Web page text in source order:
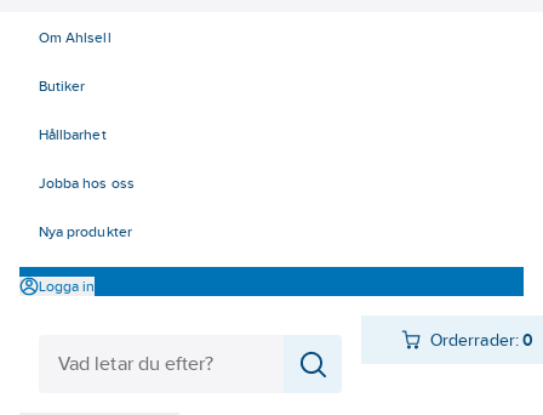
Om Ahlsell
Butiker
Hållbarhet
Jobba hos oss
Nya produkter
Logga in
Orderrader:0